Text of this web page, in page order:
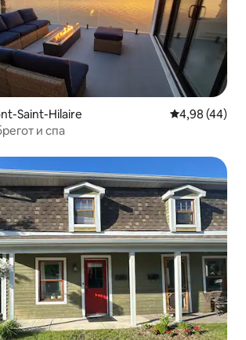
Saint-Hilaire Просечна
4,98 (44)
и спа